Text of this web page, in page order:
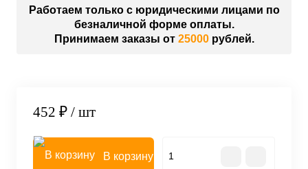
Работаем только с юридическими лицами по
безналичной форме оплаты.
Принимаем заказы от 25000рублей.
452 ₽ / шт
В корзину